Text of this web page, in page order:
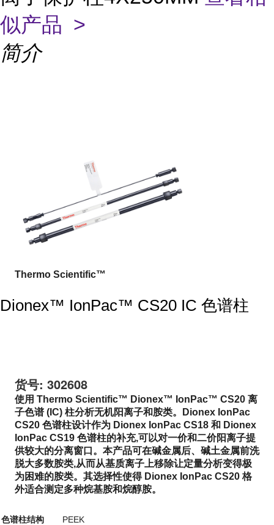
似产品 >
简介
Thermo Scientific™
Dionex™ IonPac™ CS20 IC 色谱柱
货号: 302608
使用 Thermo Scientific™ Dionex™ IonPac™ CS20 离
子色谱 (IC) 柱分析无机阳离子和胺类。Dionex IonPac
CS20 色谱柱设计作为 Dionex IonPac CS18 和 Dionex
IonPac CS19 色谱柱的补充,可以对一价和二价阳离子提
供较大的分离窗口。本产品可在碱金属后、碱土金属前洗
脱大多数胺类,从而从基质离子上移除让定量分析变得极
为困难的胺类。其选择性使得 Dionex IonPac CS20 格
外适合测定多种烷基胺和烷醇胺。
色谱柱结构
PEEK